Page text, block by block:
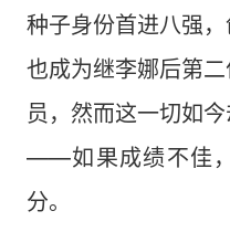
种子身份首进八强，
也成为继李娜后第
员，然而这一切如
——如果成绩不佳
分。